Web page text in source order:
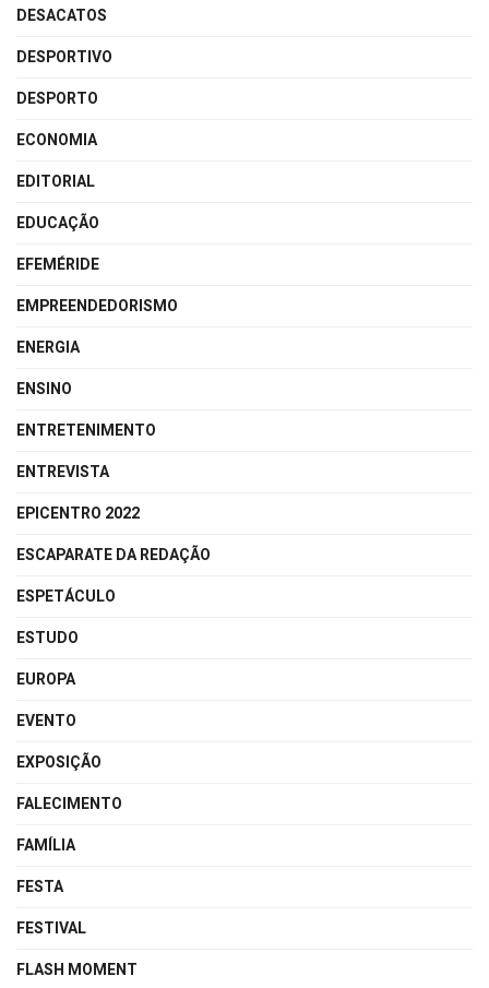
DESACATOS
DESPORTIVO
DESPORTO
ECONOMIA
EDITORIAL
EDUCAÇÃO
EFEMÉRIDE
EMPREENDEDORISMO
ENERGIA
ENSINO
ENTRETENIMENTO
ENTREVISTA
EPICENTRO 2022
ESCAPARATE DA REDAÇÃO
ESPETÁCULO
ESTUDO
EUROPA
EVENTO
EXPOSIÇÃO
FALECIMENTO
FAMÍLIA
FESTA
FESTIVAL
FLASH MOMENT